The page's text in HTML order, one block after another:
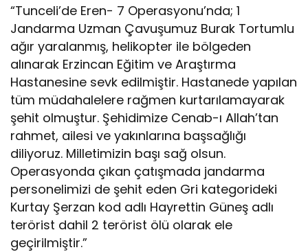
“Tunceli’de Eren- 7 Operasyonu’nda; 1
Jandarma Uzman Çavuşumuz Burak Tortumlu
ağır yaralanmış, helikopter ile bölgeden
alınarak Erzincan Eğitim ve Araştırma
Hastanesine sevk edilmiştir. Hastanede yapılan
tüm müdahalelere rağmen kurtarılamayarak
şehit olmuştur. Şehidimize Cenab-ı Allah’tan
rahmet, ailesi ve yakınlarına başsağlığı
diliyoruz. Milletimizin başı sağ olsun.
Operasyonda çıkan çatışmada jandarma
personelimizi de şehit eden Gri kategorideki
Kurtay Şerzan kod adlı Hayrettin Güneş adlı
terörist dahil 2 terörist ölü olarak ele
geçirilmiştir.”